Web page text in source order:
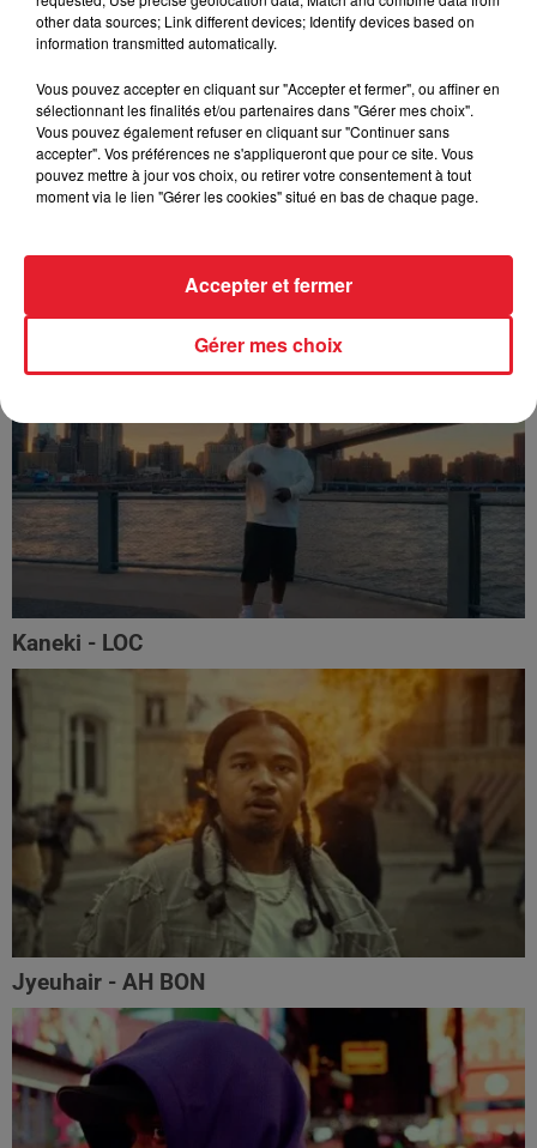
Franglish & Keblack - Génération Impolie
Kaneki - LOC
Jyeuhair - AH BON
other data sources; Link different devices; Identify devices based on
information transmitted automatically.
Vous pouvez accepter en cliquant sur "Accepter et fermer", ou affiner en
sélectionnant les finalités et/ou partenaires dans "Gérer mes choix".
Vous pouvez également refuser en cliquant sur "Continuer sans
accepter". Vos préférences ne s'appliqueront que pour ce site. Vous
pouvez mettre à jour vos choix, ou retirer votre consentement à tout
moment via le lien "Gérer les cookies" situé en bas de chaque page.
Gérer mes choix
Accepter et fermer